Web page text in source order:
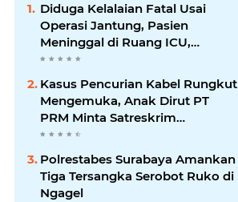
Diduga Kelalaian Fatal Usai
Operasi Jantung, Pasien
Meninggal di Ruang ICU,
Keluarga Tuntut RSUD dr.
Soewandhie Bertanggung
Jawab
Kasus Pencurian Kabel Rungkut
Mengemuka, Anak Dirut PT
PRM Minta Satreskrim
Polrestabes Surabaya Usut
Hingga Tuntas
Polrestabes Surabaya Amankan
Tiga Tersangka Serobot Ruko di
Ngagel